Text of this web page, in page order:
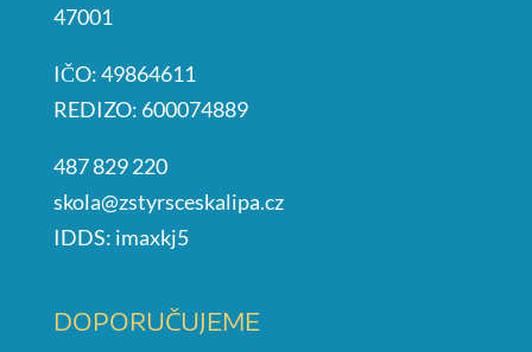
47001
IČO: 49864611
REDIZO: 600074889
487 829 220
skola@zstyrsceskalipa.cz
IDDS: imaxkj5
DOPORUČUJEME